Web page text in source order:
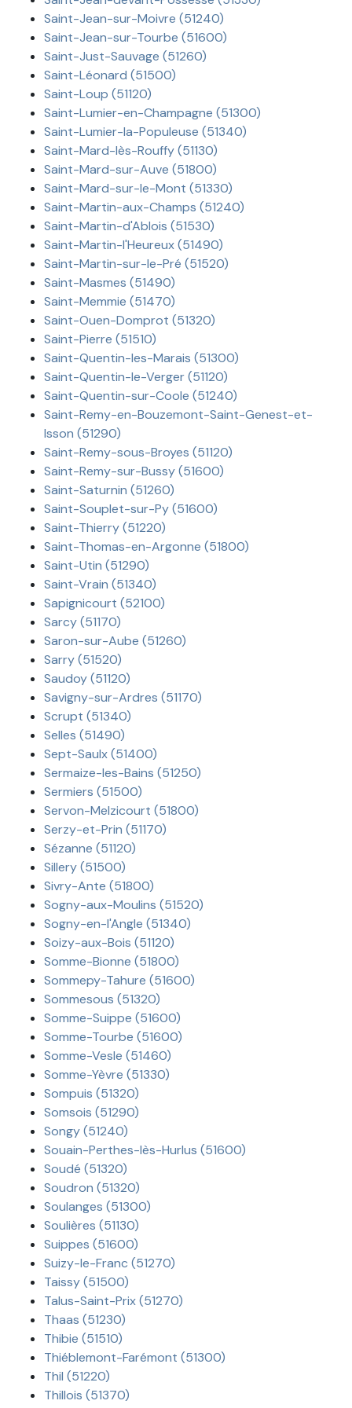
Saint-Jean-sur-Moivre (51240)
Saint-Jean-sur-Tourbe (51600)
Saint-Just-Sauvage (51260)
Saint-Léonard (51500)
Saint-Loup (51120)
Saint-Lumier-en-Champagne (51300)
Saint-Lumier-la-Populeuse (51340)
Saint-Mard-lès-Rouffy (51130)
Saint-Mard-sur-Auve (51800)
Saint-Mard-sur-le-Mont (51330)
Saint-Martin-aux-Champs (51240)
Saint-Martin-d'Ablois (51530)
Saint-Martin-l'Heureux (51490)
Saint-Martin-sur-le-Pré (51520)
Saint-Masmes (51490)
Saint-Memmie (51470)
Saint-Ouen-Domprot (51320)
Saint-Pierre (51510)
Saint-Quentin-les-Marais (51300)
Saint-Quentin-le-Verger (51120)
Saint-Quentin-sur-Coole (51240)
Saint-Remy-en-Bouzemont-Saint-Genest-et-
Isson (51290)
Saint-Remy-sous-Broyes (51120)
Saint-Remy-sur-Bussy (51600)
Saint-Saturnin (51260)
Saint-Souplet-sur-Py (51600)
Saint-Thierry (51220)
Saint-Thomas-en-Argonne (51800)
Saint-Utin (51290)
Saint-Vrain (51340)
Sapignicourt (52100)
Sarcy (51170)
Saron-sur-Aube (51260)
Sarry (51520)
Saudoy (51120)
Savigny-sur-Ardres (51170)
Scrupt (51340)
Selles (51490)
Sept-Saulx (51400)
Sermaize-les-Bains (51250)
Sermiers (51500)
Servon-Melzicourt (51800)
Serzy-et-Prin (51170)
Sézanne (51120)
Sillery (51500)
Sivry-Ante (51800)
Sogny-aux-Moulins (51520)
Sogny-en-l'Angle (51340)
Soizy-aux-Bois (51120)
Somme-Bionne (51800)
Sommepy-Tahure (51600)
Sommesous (51320)
Somme-Suippe (51600)
Somme-Tourbe (51600)
Somme-Vesle (51460)
Somme-Yèvre (51330)
Sompuis (51320)
Somsois (51290)
Songy (51240)
Souain-Perthes-lès-Hurlus (51600)
Soudé (51320)
Soudron (51320)
Soulanges (51300)
Soulières (51130)
Suippes (51600)
Suizy-le-Franc (51270)
Taissy (51500)
Talus-Saint-Prix (51270)
Thaas (51230)
Thibie (51510)
Thiéblemont-Farémont (51300)
Thil (51220)
Thillois (51370)